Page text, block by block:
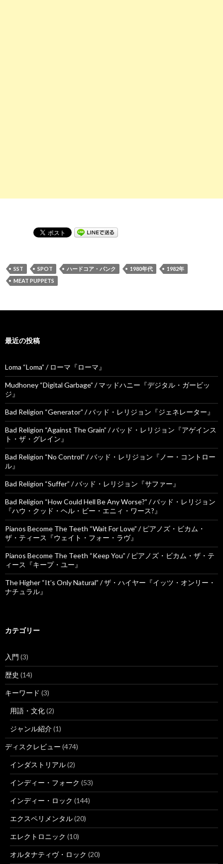
SST SPOT ハードコア・パンク 1980年代
1982年
MEAT PUPPETS
最近の投稿
Loma “Loma” / ローマ『ローマ』
Mudhoney “Digital Garbage” / マッドハニー『デジタル・ガービッ
ジ』
Bad Religion “Generator” / バッド・レリジョン『ジェネレーター』
Bad Religion “Against The Grain” / バッド・レリジョン『アゲインス
ト・ザ・グレイン』
Bad Religion “No Control” / バッド・レリジョン『ノー・コントロー
ル』
Bad Religion “Suffer” / バッド・レリジョン『サファー』
Bad Religion “How Could Hell Be Any Worse?” / バッド・レリジョン
『ハウ・クッド・ヘル・ビー・エニィ・ワース?』
Pianos Become The Teeth “Wait For Love” / ピアノズ・ビカム・
ザ・ティース『ウェイト・フォー・ラヴ』
Pianos Become The Teeth “Keep You” / ピアノズ・ビカム・ザ・テ
ィース『キープ・ユー』
The Higher “It’s Only Natural” / ザ・ハイヤー『イッツ・オンリー・
ナチュラル』
カテゴリー
入門 (3)
歴史 (14)
キーワード (3)
用語・文化(2)
ジャンル紹介(1)
ディスクレビュー (474)
インダストリアル(2)
インディー・フォーク (53)
インディー・ロック (144)
エクスペリメンタル(20)
エレクトロニック (10)
オルタナティヴ・ロック (20)